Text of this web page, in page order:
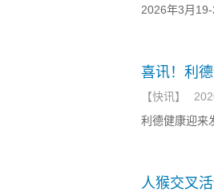
2026年3月
喜讯！利
【快讯 】
利德健康迎来
人猴交叉